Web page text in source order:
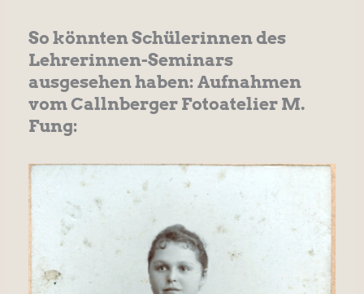
So könnten Schülerinnen des
Lehrerinnen-Seminars
ausgesehen haben: Aufnahmen
vom Callnberger Fotoatelier M.
Fung: